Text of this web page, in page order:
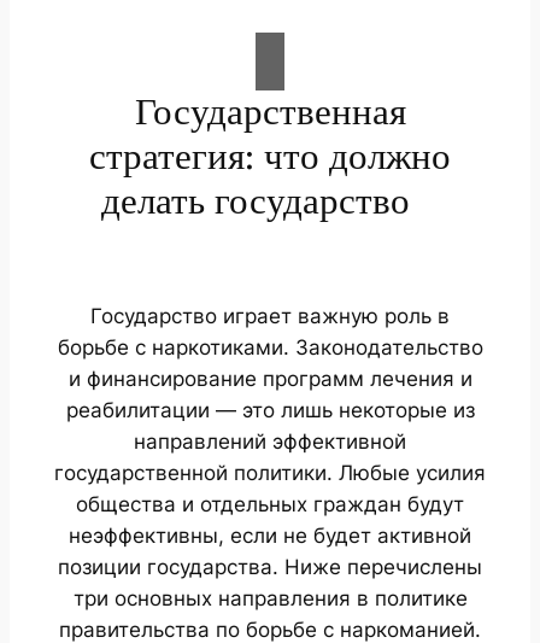
Государственная
стратегия: что должно
делать государство
Государство играет важную роль в
борьбе с наркотиками. Законодательство
и финансирование программ лечения и
реабилитации — это лишь некоторые из
направлений эффективной
государственной политики. Любые усилия
общества и отдельных граждан будут
неэффективны, если не будет активной
позиции государства. Ниже перечислены
три основных направления в политике
правительства по борьбе с наркоманией.